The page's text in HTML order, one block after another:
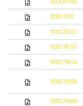
1001.6795
1001.7110
1001.7673
1001.7675
1001.7904
1001.7956
1001.7966